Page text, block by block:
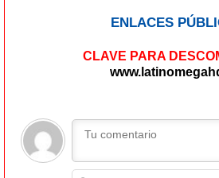
ENLACES
CLAVE PARA